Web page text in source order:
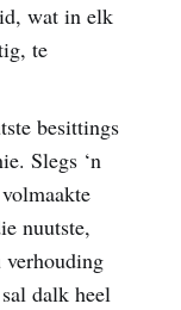
wat in elk
te
besittings
Slegs ‘n
nuutste,
verhouding
dalk heel